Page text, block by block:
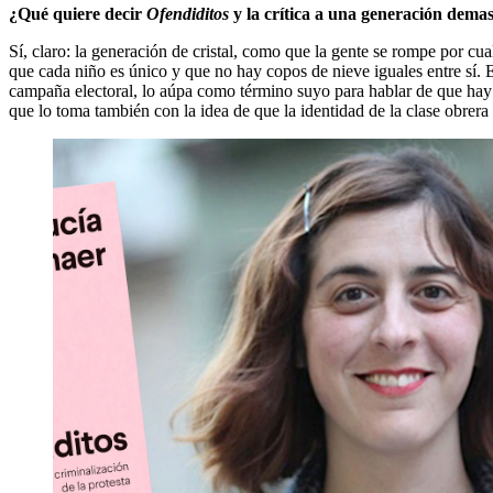
¿Qué quiere decir Ofendiditos y la crítica a una generación
Sí, claro: la generación de cristal, como que la gente se rompe por
que cada niño es único y que no hay copos de nieve iguales entre
campaña electoral, lo aúpa como término suyo para hablar de que
que lo toma también con la idea de que la identidad de la clase